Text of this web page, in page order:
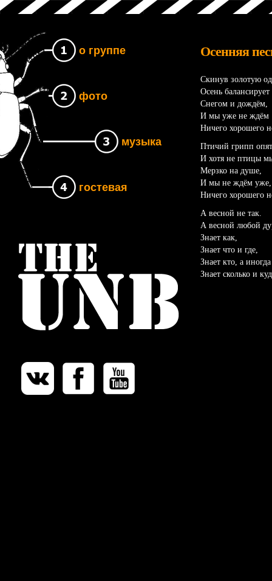
о группе
фото
музыка
гостевая
Группа The UNB
Осенняя
Скинув золотую
Осень
Снегом и дождём,
И мы уже не ждём
Ничего хорошего
Птичий грипп
И хотя не птицы
Мерзко на душе,
И мы не ждём уже,
Ничего хорошего
А весной не так.
А весной любой
Знает как,
Знает что и где,
Знает кто, а иногда
Знает сколько и